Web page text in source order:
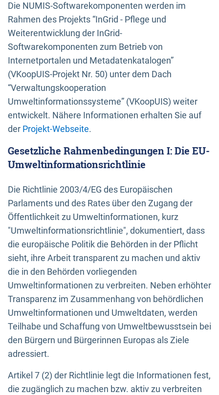
Die NUMIS-Softwarekomponenten werden im
Rahmen des Projekts “InGrid - Pflege und
Weiterentwicklung der InGrid-
Softwarekomponenten zum Betrieb von
Internetportalen und Metadatenkatalogen”
(VKoopUIS-Projekt Nr. 50) unter dem Dach
“Verwaltungskooperation
Umweltinformationssysteme” (VKoopUIS) weiter
entwickelt. Nähere Informationen erhalten Sie auf
der Projekt-Webseite.
Gesetzliche Rahmenbedingungen I: Die EU-
Umweltinformationsrichtlinie
Die Richtlinie 2003/4/EG des Europäischen
Parlaments und des Rates über den Zugang der
Öffentlichkeit zu Umweltinformationen, kurz
"Umweltinformationsrichtlinie", dokumentiert, dass
die europäische Politik die Behörden in der Pflicht
sieht, ihre Arbeit transparent zu machen und aktiv
die in den Behörden vorliegenden
Umweltinformationen zu verbreiten. Neben erhöhter
Transparenz im Zusammenhang von behördlichen
Umweltinformationen und Umweltdaten, werden
Teilhabe und Schaffung von Umweltbewusstsein bei
den Bürgern und Bürgerinnen Europas als Ziele
adressiert.
Artikel 7 (2) der Richtlinie legt die Informationen fest,
die zugänglich zu machen bzw. aktiv zu verbreiten